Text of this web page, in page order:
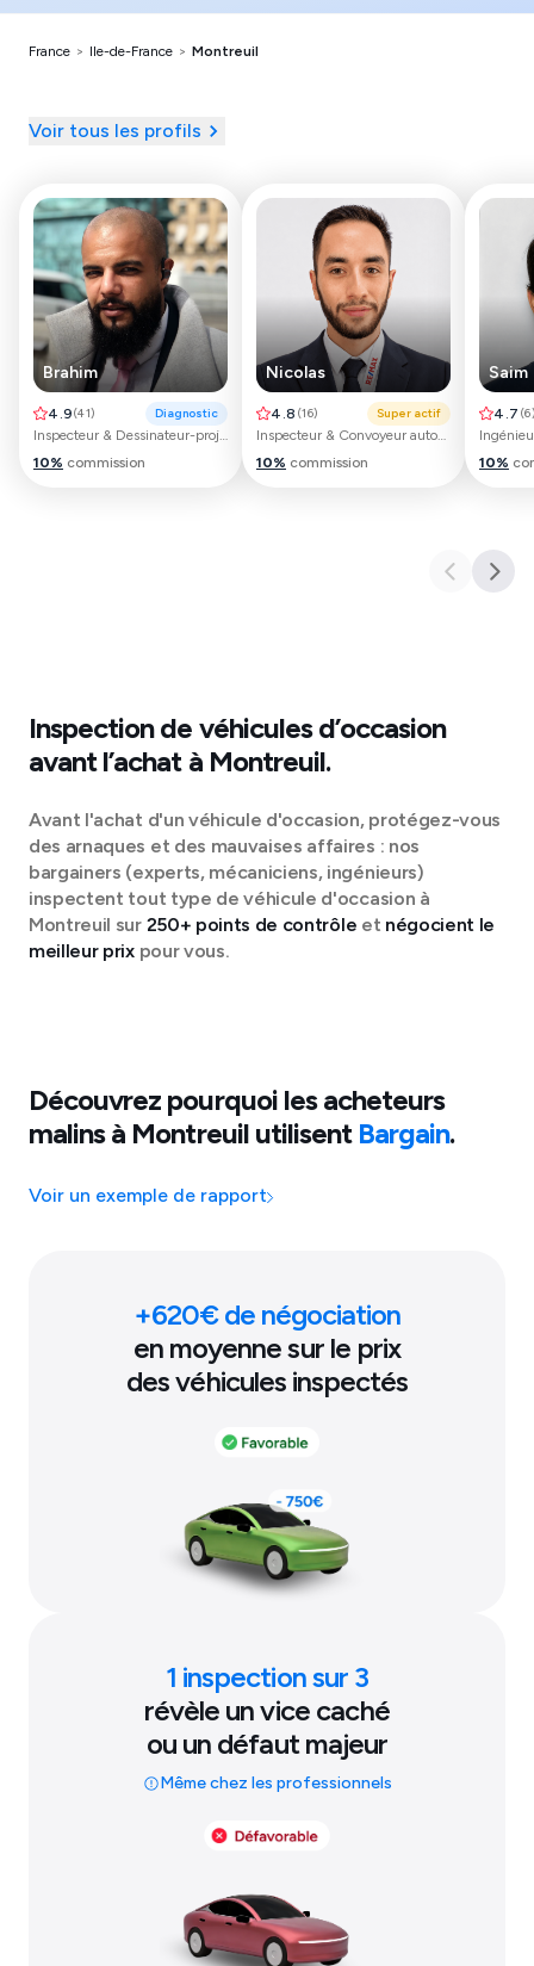
France > Ile-de-France > Montreuil
Voir tous les profils
Brahim
4.9(41) Diagnostic
Inspecteur & Dessinateur-projeteur automobile
10% commission
Nicolas
4.8 (16) Super actif
Inspecteur & Convoyeur automobile
10% commission
Saim
4.7 (6
10%
Inspection de véhicules d’occasion
avant l’achat à Montreuil.
Avant l'achat d'un véhicule d'occasion, protégez-vous
des arnaques et des mauvaises affaires : nos
bargainers (experts, mécaniciens, ingénieurs)
inspectent tout type de véhicule d'occasion à
Montreuil sur 250+ points de contrôle et négocient le
meilleur prixpour vous.
Découvrez pourquoi les acheteurs
malins à Montreuilutilisent Bargain.
Voir un exemple de rapport
+620€ de négociation
en moyenne sur le prix
des véhicules inspectés
1 inspection sur 3
révèle un vice caché
ou un défaut majeur
Même chez les professionnels